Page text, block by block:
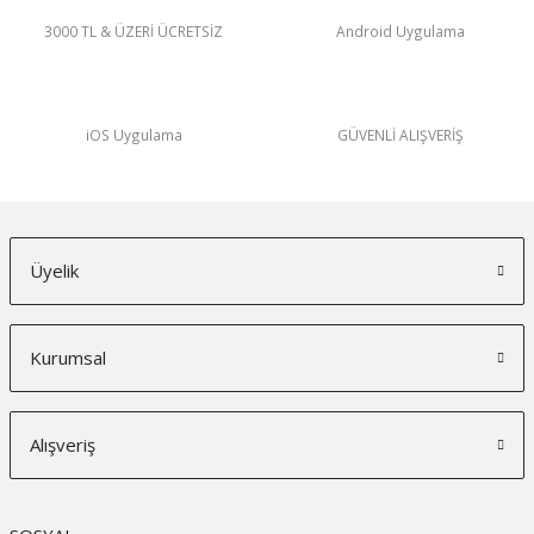
3000 TL & ÜZERİ ÜCRETSİZ Android Uygulama
iOS Uygulama GÜVENLİ ALIŞVERİŞ
Üyelik
Kurumsal
Alışveriş